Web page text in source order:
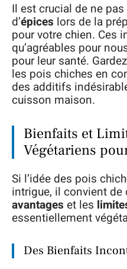
Il est crucial de ne
d’épices lors de la
pour votre chien. Ces
qu’agréables pour
pour leur santé.
les pois chiches en
des additifs
cuisson maison.
Bienfaits et
Végétariens
Si l’idée des pois
intrigue, il convient de
avantages et les
essentiellement
Des Bienfaits